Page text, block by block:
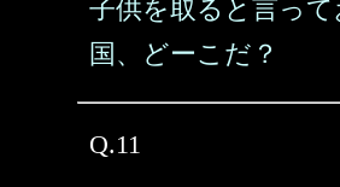
子供を取ると言っ
国、どーこだ？
Q.11